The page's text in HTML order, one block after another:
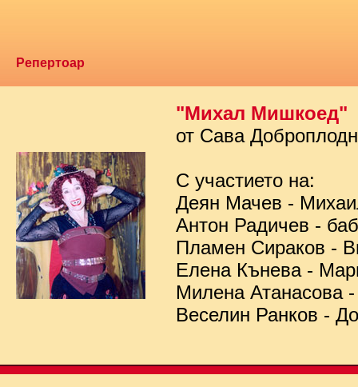
Репертоар
"Михал Мишкоед"
от Сава
С участието на:
Деян Мачев -
Антон Радичев -
Пламен Сираков -
Елена Кънева -
Милена Атанасова
Веселин Ранков -